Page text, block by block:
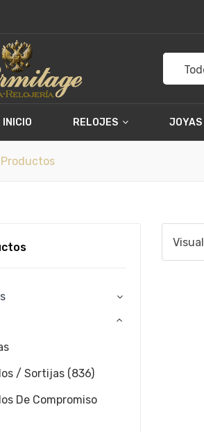
INICIO RELOJES JOYAS
Productos
/ Sortijas (836)
De Compromiso